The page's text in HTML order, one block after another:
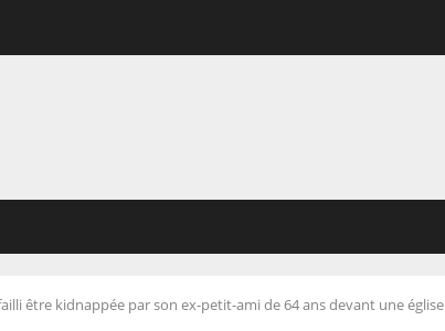
être kidnappée par son ex-petit-ami de 64 ans devant une église